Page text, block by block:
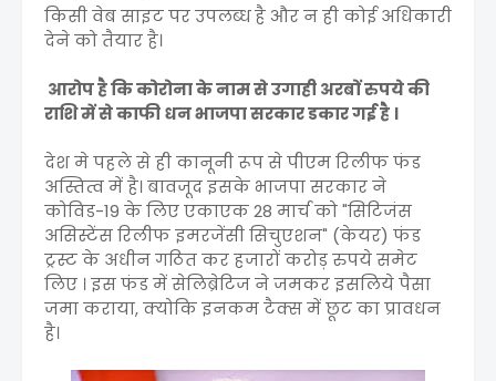
किसी वेब साइट पर उपलब्ध है और न ही कोई अधिकारी
देने को तैयार है।
आरोप है कि कोरोना के नाम से उगाही अरबों रुपये की
राशि में से काफी धन भाजपा सरकार डकार गई है ।
देश मे पहले से ही कानूनी रूप से पीएम रिलीफ फंड
अस्तित्व में है। बावजूद इसके भाजपा सरकार ने
कोविड-19 के लिए एकाएक 28 मार्च को "सिटिजंस
असिस्टेंस रिलीफ इमरजेंसी सिचुएशन" (केयर) फंड
ट्रस्ट के अधीन गठित कर हजारों करोड़ रुपये समेट
लिए । इस फंड में सेलिब्रेटिज ने जमकर इसलिये पैसा
जमा कराया, क्योकि इनकम टैक्स में छूट का प्रावधन
है।